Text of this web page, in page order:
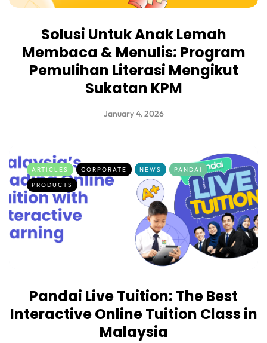
Solusi Untuk Anak Lemah
Membaca & Menulis: Program
Pemulihan Literasi Mengikut
Sukatan KPM
January 4, 2026
ARTICLES CORPORATE NEWS
PANDAI
PRODUCTS
Pandai Live Tuition: The Best
Interactive Online Tuition Class in
Malaysia